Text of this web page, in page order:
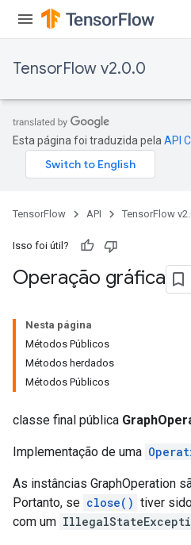
TensorFlow v2.0.0
Esta página foi traduzida pela API
TensorFlow API TensorFlow
Isso foi útil?
Operação gráfica
Nesta página
Métodos Públicos
Métodos herdados
Métodos Públicos
classe final pública
Implementação de uma
As instâncias GraphOperation
Portanto, se close() tiver
com um